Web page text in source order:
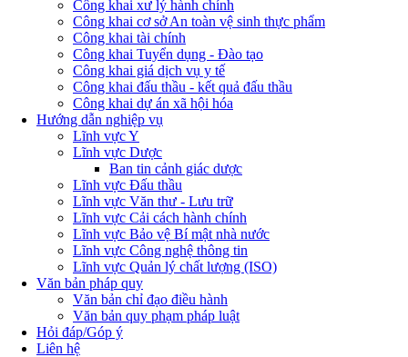
Công khai xư lý hành chính
Công khai cơ sở An toàn vệ sinh thực phẩm
Công khai tài chính
Công khai Tuyển dụng - Đào tạo
Công khai giá dịch vụ y tế
Công khai đấu thầu - kết quả đấu thầu
Công khai dự án xã hội hóa
Hướng dẫn nghiệp vụ
Lĩnh vực Y
Lĩnh vực Dược
Ban tin cảnh giác dược
Lĩnh vực Đấu thầu
Lĩnh vực Văn thư - Lưu trữ
Lĩnh vực Cải cách hành chính
Lĩnh vực Bảo vệ Bí mật nhà nước
Lĩnh vực Công nghệ thông tin
Lĩnh vực Quản lý chất lượng (ISO)
Văn bản pháp quy
Văn bản chỉ đạo điều hành
Văn bản quy phạm pháp luật
Hỏi đáp/Góp ý
Liên hệ